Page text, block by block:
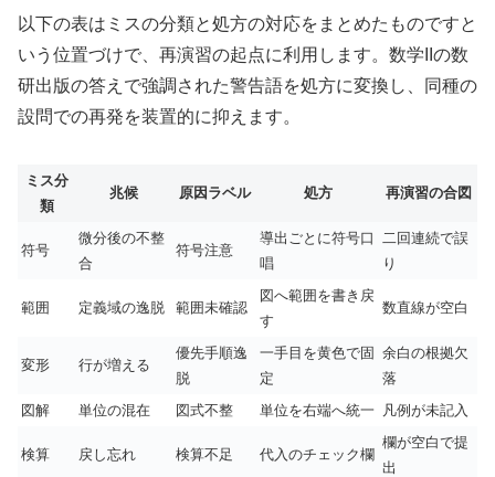
以下の表はミスの分類と処方の対応をまとめたものですと
いう位置づけで、再演習の起点に利用します。数学IIの数
研出版の答えで強調された警告語を処方に変換し、同種の
設問での再発を装置的に抑えます。
ミス分
類
兆候 原因ラベル 処方 再演習の合図
符号
微分後の不整
合
符号注意
導出ごとに符号口
唱
二回連続で誤
り
範囲 定義域の逸脱 範囲未確認
図へ範囲を書き戻
す
数直線が空白
変形 行が増える
優先手順逸
脱
一手目を黄色で固
定
余白の根拠欠
落
図解
単位の混在 図式不整 単位を右端へ統一 凡例が未記入
検算 戻し忘れ 検算不足 代入のチェック欄
欄が空白で提
出